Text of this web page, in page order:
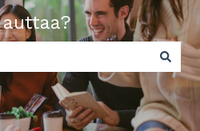
hakukenttä on tyhjä.